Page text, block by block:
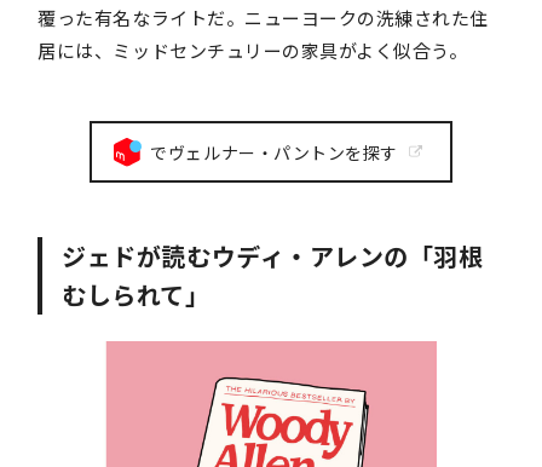
覆った有名なライトだ。ニューヨークの洗練された住
居には、ミッドセンチュリーの家具がよく似合う。
でヴェルナー・パントンを探す
ジェドが読むウディ・アレンの「羽根
むしられて」